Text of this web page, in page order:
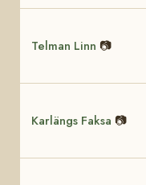
Telman Linn 📷
Karlängs Faksa 📷